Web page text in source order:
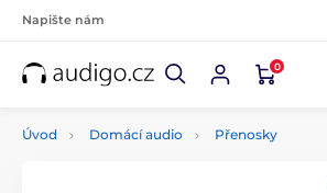
Napište nám
0
Úvod Domácí audio Přenosky